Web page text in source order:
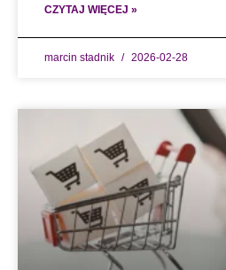
CZYTAJ WIĘCEJ »
marcin stadnik 2026-02-28